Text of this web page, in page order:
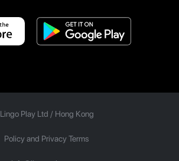
Lingo Play Ltd / Hong Kong
Policy and Privacy Terms